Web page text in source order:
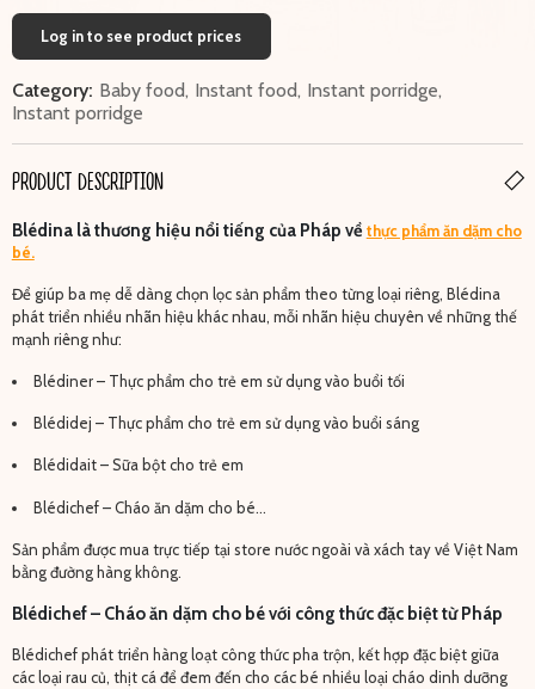
Log in to see product prices
Category: Baby food, Instant food, Instant porridge,
Instant porridge
PRODUCT DESCRIPTION
Blédina là thương hiệu nổi tiếng của Pháp về thực phẩm ăn dặm cho
bé.
Để giúp ba mẹ dễ dàng chọn lọc sản phẩm theo từng loại riêng, Blédina
phát triển nhiều nhãn hiệu khác nhau, mỗi nhãn hiệu chuyên về những thế
mạnh riêng như:
Blédiner – Thực phẩm cho trẻ em sử dụng vào buổi tối
Blédidej – Thực phẩm cho trẻ em sử dụng vào buổi sáng
Blédidait – Sữa bột cho trẻ em
Blédichef – Cháo ăn dặm cho bé…
Sản phẩm được mua trực tiếp tại store nước ngoài và xách tay về Việt Nam
bằng đường hàng không.
Blédichef – Cháo ăn dặm cho bé với công thức đặc biệt từ Pháp
Blédichef phát triển hàng loạt công thức pha trộn, kết hợp đặc biệt giữa
các loại rau củ, thịt cá để đem đến cho các bé nhiều loại cháo dinh dưỡng